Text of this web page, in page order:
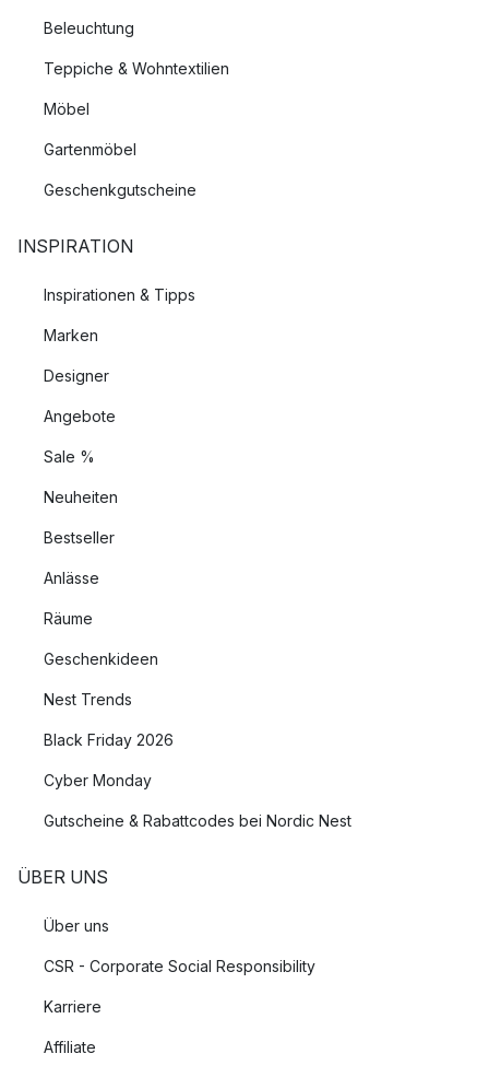
Beleuchtung
Teppiche & Wohntextilien
Möbel
Gartenmöbel
Geschenkgutscheine
INSPIRATION
Inspirationen & Tipps
Marken
Designer
Angebote
Sale %
Neuheiten
Bestseller
Anlässe
Räume
Geschenkideen
Nest Trends
Black Friday 2026
Cyber Monday
Gutscheine & Rabattcodes bei Nordic Nest
ÜBER UNS
Über uns
CSR - Corporate Social Responsibility
Karriere
Affiliate